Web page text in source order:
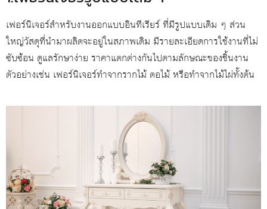
เฟอร์นิเจอร์สำหรับงานออกแบบอินทีเรียร์ ที่มีรูปแบบเดิม ๆ ส่วน
ใหญ่วัสดุที่นำมาผลิตจะอยู่ในสภาพเดิม มีรายละเอียดการใช้งานที่ไม่
ซับซ้อน ดูแลรักษาง่าย ราคาแตกต่างกันไปตามลักษณะของชิ้นงาน
ตัวอย่างเช่น เฟอร์นิเจอร์ทำจากรากไม้ ตอไม้ หรือทำจากไม้ไผ่ทั้งต้น